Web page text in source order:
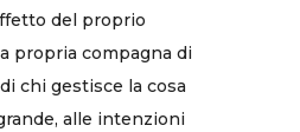
del proprio
propria compagna di
chi gestisce la cosa
alle intenzioni